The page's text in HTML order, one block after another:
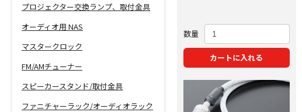
プロジェクター交換ランプ、取付金具
オーディオ用 NAS
マスタークロック
FM/AMチューナー
スピーカースタンド/取付金具
ファニチャーラック/オーディオラック
数量
カートに入れる